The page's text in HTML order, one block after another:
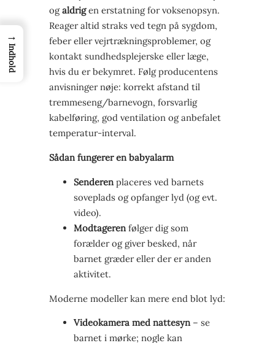
ogaldrigen erstatning for voksenopsyn.
Reager altid straks ved tegn på sygdom,
feber eller vejrtrækningsproblemer, og
kontakt sundhedsplejerske eller læge,
hvis du er bekymret. Følg producentens
anvisninger nøje: korrekt afstand til
tremmeseng/barnevogn, forsvarlig
kabelføring, god ventilation og anbefalet
temperatur-interval.
Sådan fungerer en babyalarm
Senderenplaceres ved barnets
soveplads og opfanger lyd (og evt.
video).
Modtagerenfølger dig som
forælder og giver besked, når
barnet græder eller der er anden
aktivitet.
Moderne modeller kan mere end blot lyd:
Videokamera med nattesyn– se
barnet i mørke; nogle kan
→
Indhold